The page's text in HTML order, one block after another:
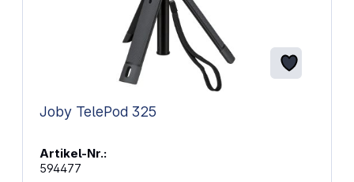
Joby TelePod 325
Artikel-Nr.:
594477